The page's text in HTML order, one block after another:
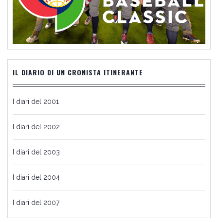
IL DIARIO DI UN CRONISTA ITINERANTE
I diari del 2001
I diari del 2002
I diari del 2003
I diari del 2004
I diari del 2007